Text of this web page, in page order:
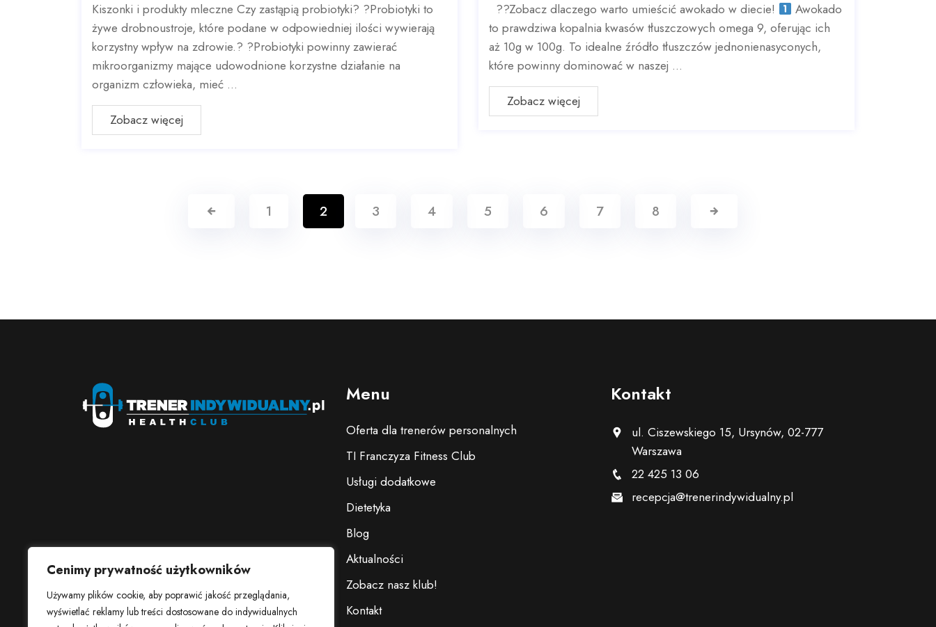
Cenimy prywatność użytkowników
Używamy plików cookie, aby poprawić jakość przeglądania,
wyświetlać reklamy lub treści dostosowane do indywidualnych
Kiszonki i produkty mleczne Czy zastąpią probiotyki? ?Probiotyki to
żywe drobnoustroje, które podane w odpowiedniej ilości wywierają
korzystny wpływ na zdrowie.? ?Probiotyki powinny zawierać
mikroorganizmy mające udowodnione korzystne działanie na
organizm człowieka, mieć ...
Zobacz więcej
??Zobacz dlaczego warto umieścić awokado w diecie!
Awokado
to prawdziwa kopalnia kwasów tłuszczowych omega 9, oferując ich
aż 10g w 100g. To idealne źródło tłuszczów jednonienasyconych,
które powinny dominować w naszej ...
Zobacz więcej
1 2 3 4 5 6 7 8
Menu
Oferta dla trenerów personalnych
TI Franczyza Fitness Club
Usługi dodatkowe
Dietetyka
Blog
Aktualności
Zobacz nasz klub!
Kontakt
Kontakt
ul. Ciszewskiego 15, Ursynów, 02-777
Warszawa
22 425 13 06
recepcja@trenerindywidualny.pl